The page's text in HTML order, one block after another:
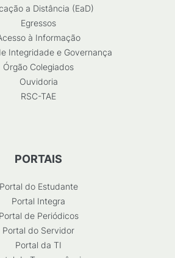
a Distância (EaD)
Egressos
à Informação
Integridade e Governança
Órgão Colegiados
Ouvidoria
RSC-TAE
PORTAIS
Portal do Estudante
Portal Integra
Portal de Periódicos
Portal do Servidor
Portal da TI